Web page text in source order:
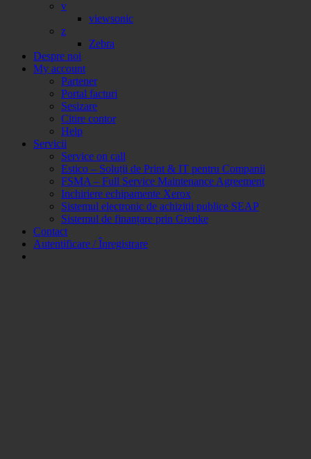
v
viewsonic
z
Zebra
Despre noi
My account
Partener
Portal facturi
Sesizare
Citire contor
Help
Servicii
Service on call
Estico – Soluții de Print & IT pentru Companii
FSMA – Full Service Maintenance Agreement
Inchiriere echipamente Xerox
Sistemul electronic de achiziții publice SEAP
Sistemul de finanțare prin Grenke
Contact
Autentificare / Înregistrare